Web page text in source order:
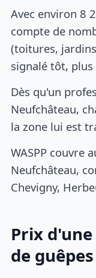
Avec environ 8
compte de
(toitures,
signalé tôt,
Dès qu'un
Neufchâteau,
la zone lui est
WASPP couvre
Neufchâteau,
Chevigny,
Prix
de